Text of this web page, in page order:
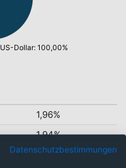
US-Dollar: 100,00%
1,96%
1,94%
1,92%
Datenschutzbestimmungen